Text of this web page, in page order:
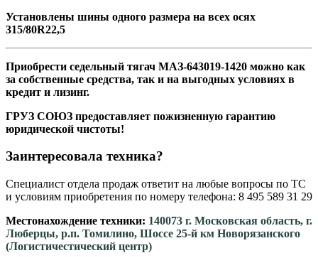
Установлены шины одного размера на всех осях
315/80R22,5
Приобрести седельный тягач МАЗ-643019-1420 можно как
за собственные средства, так и на выгодных условиях в
кредит и лизинг.
ГРУЗ СОЮЗ предоставляет пожизненную гарантию
юридической чистоты!
Заинтересовала техника?
Специалист отдела продаж ответит на любые вопросы по ТС
и условиям приобретения по номеру телефона: 8 495 589 31 29
Местонахождение техники: 140073 г. Московская область, г.
Люберцы, р.п. Томилино, Шоссе 25-й км Новорязанского
(Логистичестический центр)